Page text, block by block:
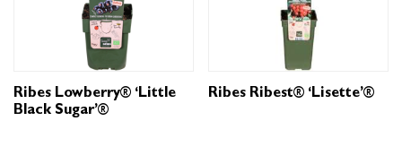
Ribes Lowberry® ‘Little
Black Sugar’®
Ribes Ribest® ‘Lisette’®